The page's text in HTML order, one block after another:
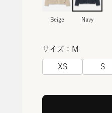
Beige Navy
サイズ：M
XS S